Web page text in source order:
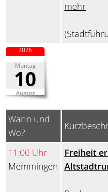
mehr
Montag
10
August
2026
Wann und
Wo?
11:00 Uhr
Memmingen
Freiheit